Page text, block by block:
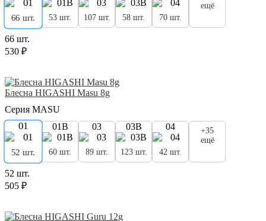
66 шт. 53 шт. 107 шт. 58 шт. 70 шт.
ещё
66 шт.
530 ₽
Блесна HIGASHI Masu 8g
Серия MASU
01
52 шт.
01B
60 шт.
03
89 шт.
03B
123 шт.
04
42 шт.
+35
ещё
52 шт.
505 ₽